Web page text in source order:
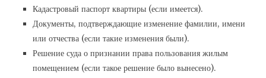
Кадастровый паспорт квартиры (если имеется).
Документы, подтверждающие изменение фамилии, имени
или отчества (если такие изменения были).
Решение суда о признании права пользования жилым
помещением (если такое решение было вынесено).